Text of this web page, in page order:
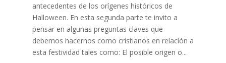
antecedentes de los orígenes históricos de
Halloween. En esta segunda parte te invito a
pensar en algunas preguntas claves que
debemos hacernos como cristianos en relación a
esta festividad tales como: El posible origen o...